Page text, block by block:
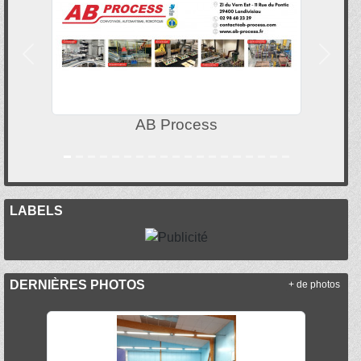
AB Process
Précedent
LABELS
DERNIÈRES PHOTOS + de photos